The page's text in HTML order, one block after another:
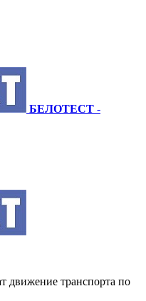
БЕЛОТЕСТ -
движение транспорта по